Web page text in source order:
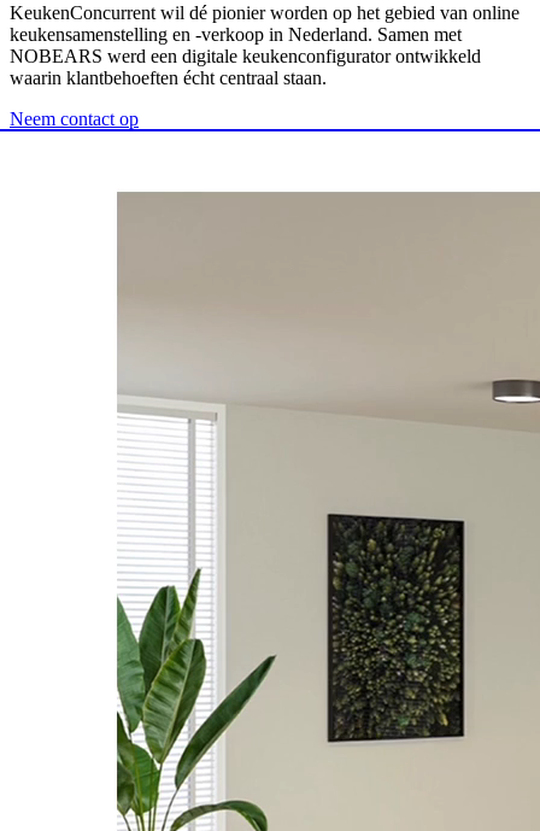
KeukenConcurrent wil dé pionier worden op het gebied van online
keukensamenstelling en -verkoop in Nederland. Samen met
NOBEARS werd een digitale keukenconfigurator ontwikkeld
waarin klantbehoeften écht centraal staan.
Neem contact op